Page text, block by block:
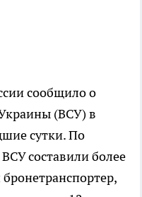
сообщило о
(ВСУ) в
сутки. По
составили более